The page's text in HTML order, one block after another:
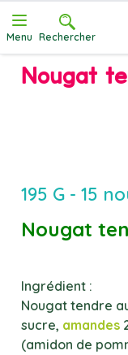
Menu Rechercher
Nougat
195 G - 15
Nougat
Ingrédient :
Nougat tendre
sucre, amandes
(amidon de